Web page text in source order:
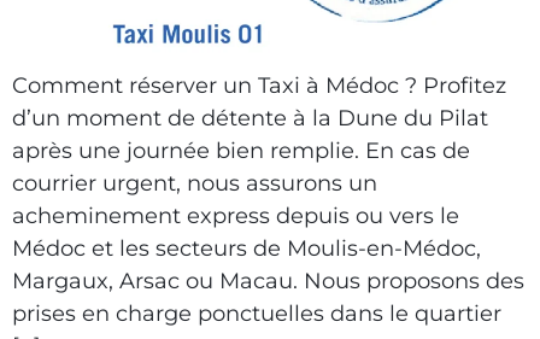
Comment réserver un Taxi à Médoc ? Profitez
d’un moment de détente à la Dune du Pilat
après une journée bien remplie. En cas de
courrier urgent, nous assurons un
acheminement express depuis ou vers le
Médoc et les secteurs de Moulis-en-Médoc,
Margaux, Arsac ou Macau. Nous proposons des
prises en charge ponctuelles dans le quartier